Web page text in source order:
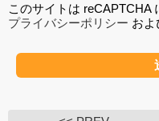
このサイトは reCAPTCHA
プライバシーポリシー およ